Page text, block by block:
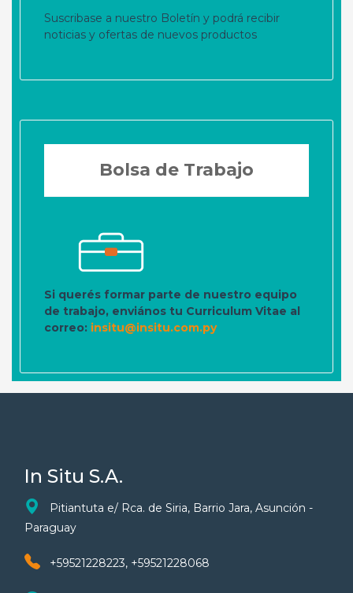
Suscribase a nuestro Boletín y podrá recibir
noticias y ofertas de nuevos productos
Bolsa de Trabajo
Si querés formar parte de nuestro equipo
de trabajo, enviános tu Curriculum Vitae al
correo: insitu@insitu.com.py
In Situ S.A.
Pitiantuta e/ Rca. de Siria, Barrio Jara, Asunción -
Paraguay
+59521228223, +59521228068